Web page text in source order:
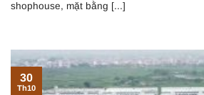
shophouse, mặt bằng [...]
30
Th10